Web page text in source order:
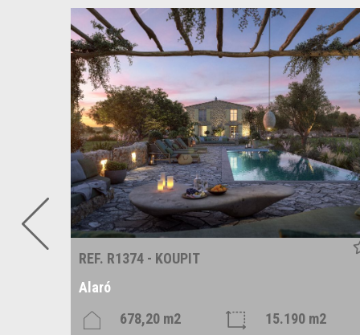
REF. R1374 - KOUPIT
Alaró
678,20 m2
15.190 m2